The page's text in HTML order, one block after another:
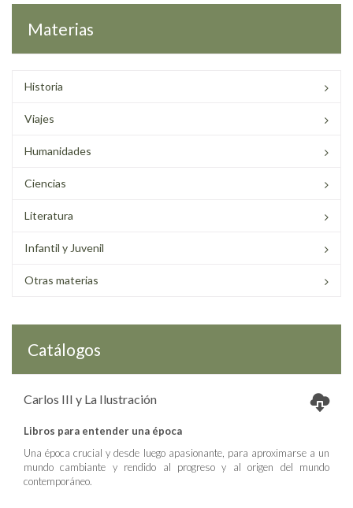
Materias
Historia
Viajes
Humanidades
Ciencias
Literatura
Infantil y Juvenil
Otras materias
Catálogos
Carlos III y La Ilustración
Libros para entender una época
Una época crucial y desde luego apasionante, para aproximarse a un
mundo cambiante y rendido al progreso y al origen del mundo
contemporáneo.